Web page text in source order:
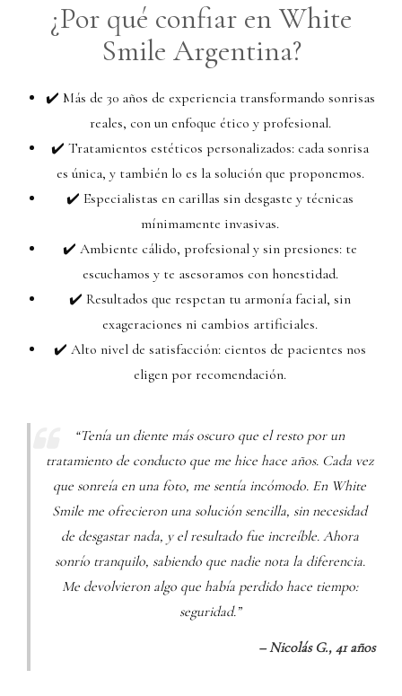
¿Por qué confiar en White
Smile Argentina?
✔️ Más de 30 años de experiencia transformando sonrisas
reales, con un enfoque ético y profesional.
✔️ Tratamientos estéticos personalizados: cada sonrisa
es única, y también lo es la solución que proponemos.
✔️ Especialistas en carillas sin desgaste y técnicas
mínimamente invasivas.
✔️ Ambiente cálido, profesional y sin presiones: te
escuchamos y te asesoramos con honestidad.
✔️ Resultados que respetan tu armonía facial, sin
exageraciones ni cambios artificiales.
✔️ Alto nivel de satisfacción: cientos de pacientes nos
eligen por recomendación.
“Tenía un diente más oscuro que el resto por un
tratamiento de conducto que me hice hace años. Cada vez
que sonreía en una foto, me sentía incómodo. En White
Smile me ofrecieron una solución sencilla, sin necesidad
de desgastar nada, y el resultado fue increíble. Ahora
sonrío tranquilo, sabiendo que nadie nota la diferencia.
Me devolvieron algo que había perdido hace tiempo:
seguridad.”
– Nicolás G., 41 años